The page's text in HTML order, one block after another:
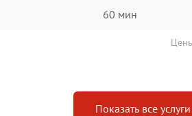
60 мин
Показать все услуги